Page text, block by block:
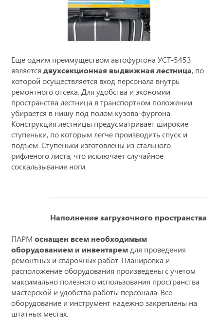
Еще одним преимуществом автофургона УСТ-5453
является двухсекционная выдвижная лестница, по
которой осуществляется вход персонала внутрь
ремонтного отсека. Для удобства и экономии
пространства лестница в транспортном положении
убирается в нишу под полом кузова-фургона.
Конструкция лестницы предусматривает широкие
ступеньки, по которым легче производить спуск и
подъем. Ступеньки изготовлены из стального
рифленого листа, что исключает случайное
соскальзывание ноги.
Наполнение загрузочного пространства
ПАРМ оснащен всем необходимым
оборудованием и инвентарем для проведения
ремонтных и сварочных работ. Планировка и
расположение оборудования произведены с учетом
максимально полезного использования пространства
мастерской и удобства работы персонала. Все
оборудование и инструмент надежно закреплены на
штатных местах.